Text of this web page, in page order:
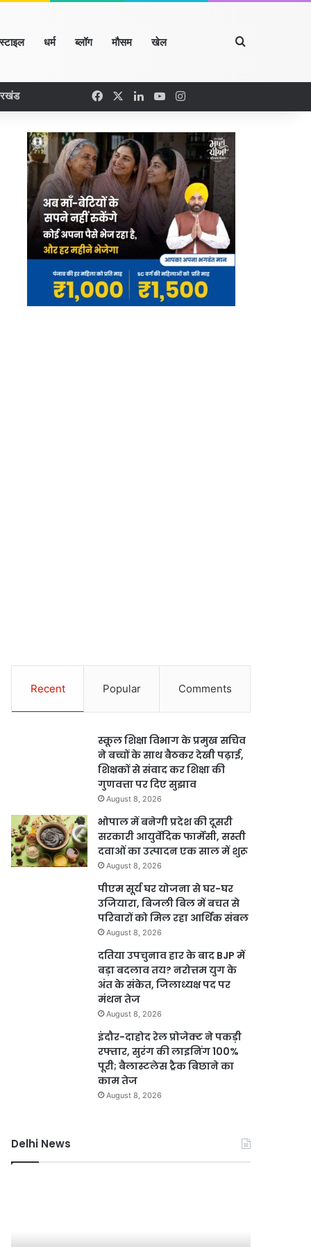
धर्म ब्लॉग मौसम खेल Search for
FacebookLinkedIn
YouTubeInstagram
Recent Popular Comments
स्कूल शिक्षा विभाग के प्रमुख सचिव
ने बच्चों के साथ बैठकर देखी पढ़ाई,
शिक्षकों से संवाद कर शिक्षा की
गुणवत्ता पर दिए सुझाव
August 8, 2026
भोपाल में बनेगी प्रदेश की दूसरी
सरकारी आयुर्वेदिक फार्मेसी, सस्ती
दवाओं का उत्पादन एक साल में शुरू
August 8, 2026
पीएम सूर्य घर योजना से घर-घर
उजियारा, बिजली बिल में बचत से
परिवारों को मिल रहा आर्थिक संबल
August 8, 2026
दतिया उपचुनाव हार के बाद BJP में
बड़ा बदलाव तय? नरोत्तम युग के
अंत के संकेत, जिलाध्यक्ष पद पर
मंथन तेज
August 8, 2026
इंदौर-दाहोद रेल प्रोजेक्ट ने पकड़ी
रफ्तार, सुरंग की लाइनिंग 100%
पूरी; बैलास्टलेस ट्रैक बिछाने का
काम तेज
August 8, 2026
Delhi News